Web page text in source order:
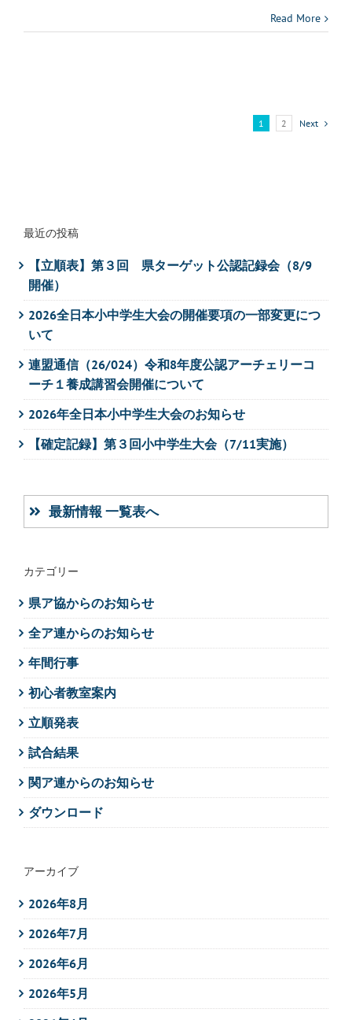
Read More
1 2 Next
最近の投稿
【立順表】第３回 県ターゲット公認記録会（8/9
開催）
2026全日本小中学生大会の開催要項の一部変更につ
いて
連盟通信（26/024）令和8年度公認アーチェリーコ
ーチ１養成講習会開催について
2026年全日本小中学生大会のお知らせ
【確定記録】第３回小中学生大会（7/11実施）
最新情報 一覧表へ
カテゴリー
県ア協からのお知らせ
全ア連からのお知らせ
年間行事
初心者教室案内
立順発表
試合結果
関ア連からのお知らせ
ダウンロード
アーカイブ
2026年8月
2026年7月
2026年6月
2026年5月